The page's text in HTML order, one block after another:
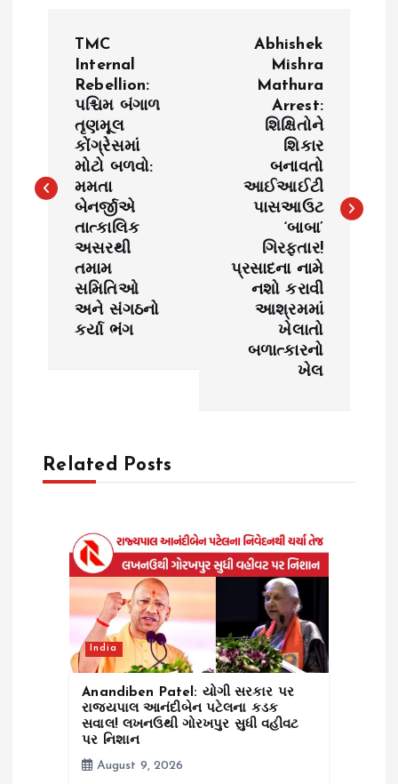
n
TMC
Internal
Rebellion:
પશ્ચિમ બંગાળ
તૃણમૂલ
કોંગ્રેસમાં
મોટો બળવો:
મમતા
બેનર્જીએ
તાત્કાલિક
અસરથી
તમામ
સમિતિઓ
અને સંગઠનો
કર્યા ભંગ
Abhishek
Mishra
Mathura
Arrest:
શિક્ષિતોને
શિકાર
બનાવતો
આઈઆઈટી
પાસઆઉટ
‘બાબા’
ગિરફ્તાર!
પ્રસાદના નામે
નશો કરાવી
આશ્રમમાં
ખેલાતો
બળાત્કારનો
ખેલ
Related Posts
India
Anandiben Patel: યોગી સરકાર પર
રાજ્યપાલ આનંદીબેન પટેલના કડક
સવાલ! લખનઉથી ગોરખપુર સુધી વહીવટ
પર નિશાન
August 9, 2026